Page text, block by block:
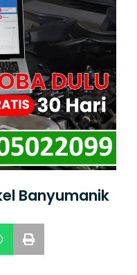
Banyumanik